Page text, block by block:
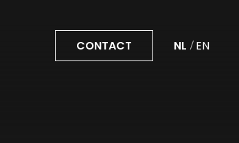
CONTACT